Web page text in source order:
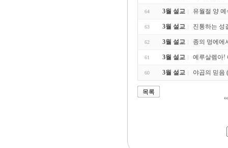
64 3월 설교 유월절 양 예
63 3월 설교 진통하는 성
62 3월 설교 종의 멍에에
61 3월 설교 예루살렘아!
60 3월 설교 야곱의 믿음
목록